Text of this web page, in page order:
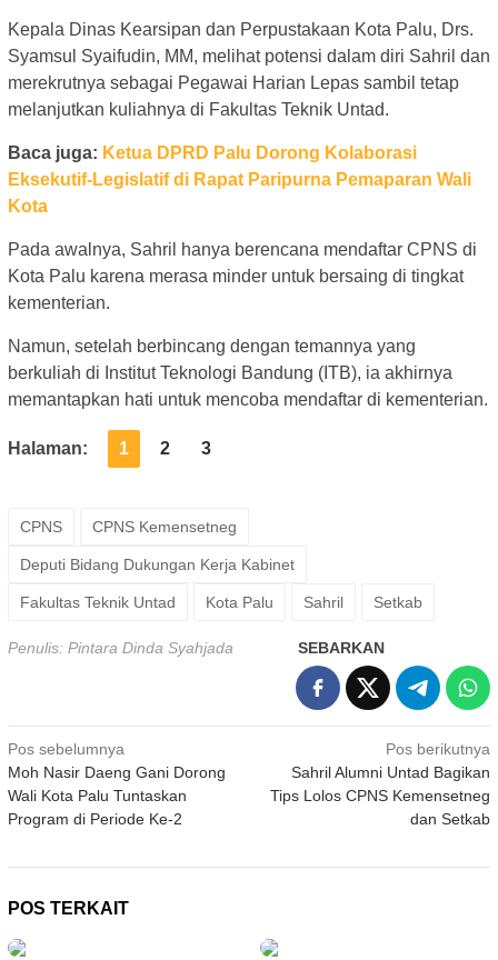
Kepala Dinas Kearsipan dan Perpustakaan Kota Palu, Drs.
Syamsul Syaifudin, MM, melihat potensi dalam diri Sahril dan
merekrutnya sebagai Pegawai Harian Lepas sambil tetap
melanjutkan kuliahnya di Fakultas Teknik Untad.
Baca juga: Ketua DPRD Palu Dorong Kolaborasi
Eksekutif-Legislatif di Rapat Paripurna Pemaparan Wali
Kota
Pada awalnya, Sahril hanya berencana mendaftar CPNS di
Kota Palu karena merasa minder untuk bersaing di tingkat
kementerian.
Namun, setelah berbincang dengan temannya yang
berkuliah di Institut Teknologi Bandung (ITB), ia akhirnya
memantapkan hati untuk mencoba mendaftar di kementerian.
Halaman: 1 2 3
CPNS CPNS Kemensetneg
Deputi Bidang Dukungan Kerja Kabinet
Fakultas Teknik Untad Kota Palu Sahril Setkab
Penulis: Pintara Dinda Syahjada SEBARKAN
Navigasi
pos
Pos sebelumnya
Moh Nasir Daeng Gani Dorong
Wali Kota Palu Tuntaskan
Program di Periode Ke-2
Pos berikutnya
Sahril Alumni Untad Bagikan
Tips Lolos CPNS Kemensetneg
dan Setkab
POS TERKAIT